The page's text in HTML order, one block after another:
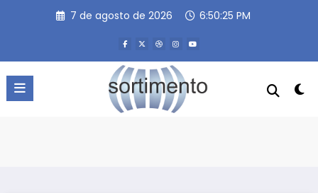
7 de agosto de 2026 6:50:25 PM